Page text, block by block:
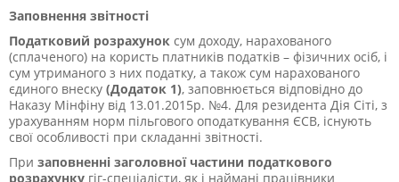
Заповнення звітності
Податковий розрахунок сум доходу, нарахованого
(сплаченого) на користь платників податків – фізичних осіб, і
сум утриманого з них податку, а також сум нарахованого
єдиного внеску (Додаток 1), заповнюється відповідно до
Наказу Мінфіну від 13.01.2015р. №4. Для резидента Дія Сіті, з
урахуванням норм пільгового оподаткування ЄСВ, існують
свої особливості при складанні звітності.
При заповненні заголовної частини податкового
розрахунку гіг-спеціалісти, як і наймані працівники